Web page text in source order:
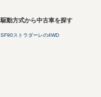
駆動方式から中古車を探す
SF90ストラダーレの4WD